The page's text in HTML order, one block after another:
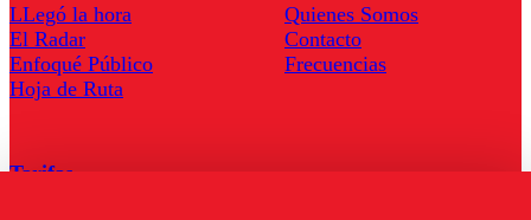
LLegó la hora
El Radar
Enfoqué Público
Hoja de Ruta
Quienes Somos
Contacto
Frecuencias
Tarifas